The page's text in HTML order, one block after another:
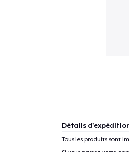
Détails
Tous les produits sont